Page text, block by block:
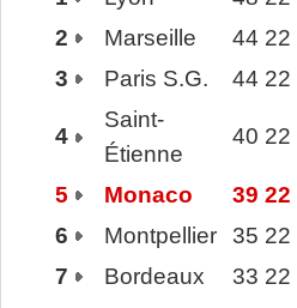
2
Marseille 44 22
3
Paris S.G. 44 22
4
Saint-
Étienne
40 22
5 Monaco 39 22
6
Montpellier 35 22
7
Bordeaux 33 22